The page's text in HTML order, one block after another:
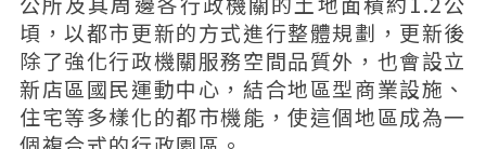
頃，以都市更新的方式進行整體規劃，更新後
除了強化行政機關服務空間品質外，也會設立
新店區國民運動中心，結合地區型商業設施、
住宅等多樣化的都市機能，使這個地區成為一